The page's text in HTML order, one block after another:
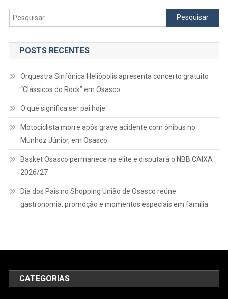
Pesquisar
por:
POSTS RECENTES
Orquestra Sinfônica Heliópolis apresenta concerto gratuito
“Clássicos do Rock” em Osasco
O que significa ser pai hoje
Motociclista morre após grave acidente com ônibus no
Munhoz Júnior, em Osasco
Basket Osasco permanece na elite e disputará o NBB CAIXA
2026/27
Dia dos Pais no Shopping União de Osasco reúne
gastronomia, promoção e momentos especiais em família
CATEGORIAS